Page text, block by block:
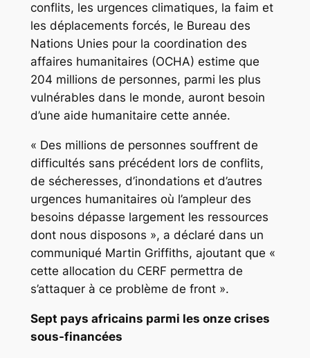
conflits, les urgences climatiques, la faim et
les déplacements forcés, le Bureau des
Nations Unies pour la coordination des
affaires humanitaires (OCHA) estime que
204 millions de personnes, parmi les plus
vulnérables dans le monde, auront besoin
d’une aide humanitaire cette année.
« Des millions de personnes souffrent de
difficultés sans précédent lors de conflits,
de sécheresses, d’inondations et d’autres
urgences humanitaires où l’ampleur des
besoins dépasse largement les ressources
dont nous disposons », a déclaré dans un
communiqué Martin Griffiths, ajoutant que «
cette allocation du CERF permettra de
s’attaquer à ce problème de front ».
Sept pays africains parmi les onze crises
sous-financées